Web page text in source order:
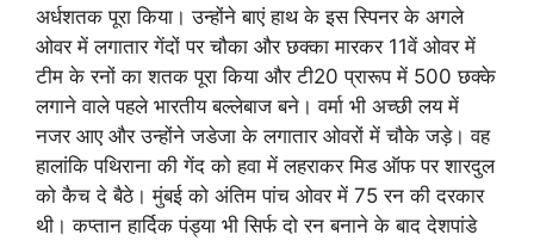
अर्धशतक पूरा किया। उन्होंने बाएं हाथ के इस स्पिनर के अगले
ओवर में लगातार गेंदों पर चौका और छक्का मारकर 11वें ओवर में
टीम के रनों का शतक पूरा किया और टी20 प्रारूप में 500 छक्के
लगाने वाले पहले भारतीय बल्लेबाज बने। वर्मा भी अच्छी लय में
नजर आए और उन्होंने जडेजा के लगातार ओवरों में चौके जड़े। वह
हालांकि पथिराना की गेंद को हवा में लहराकर मिड ऑफ पर शारदुल
को कैच दे बैठे। मुंबई को अंतिम पांच ओवर में 75 रन की दरकार
थी। कप्तान हार्दिक पंड्या भी सिर्फ दो रन बनाने के बाद देशपांडे